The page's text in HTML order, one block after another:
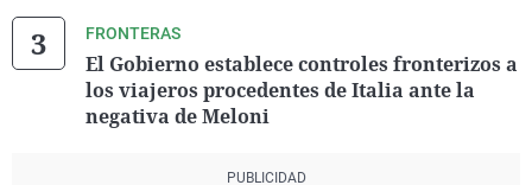
FRONTERAS
El Gobierno establece controles fronterizos a
los viajeros procedentes de Italia ante la
negativa de Meloni